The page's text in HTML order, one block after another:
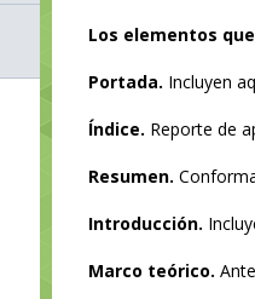
Los elementos
Portada. Incluyen
Índice. Reporte de
Resumen.
Introducción.
Marco teórico.